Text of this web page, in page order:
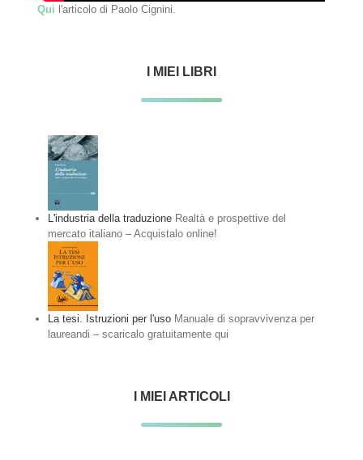
Qui l'articolo di Paolo Cignini.
I MIEI LIBRI
L'industria della traduzione Realtà e prospettive del
mercato italiano – Acquistalo online!
La tesi. Istruzioni per l'uso Manuale di sopravvivenza per
laureandi – scaricalo gratuitamente qui
I MIEI ARTICOLI